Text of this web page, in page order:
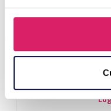
D-F5.5 E620-017G